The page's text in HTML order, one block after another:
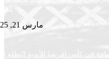
إفريقيا للأندية البطلة لكرة